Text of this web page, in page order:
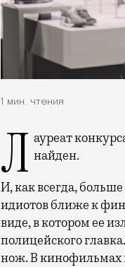
1 мин. чтения
Лауреат конкурса «Самое идиотское преступление уходящего года», кажется, найден.
И, как всегда,
идиотов ближе к
виде, в котором ее
полицейского
нож. В кинофильмах